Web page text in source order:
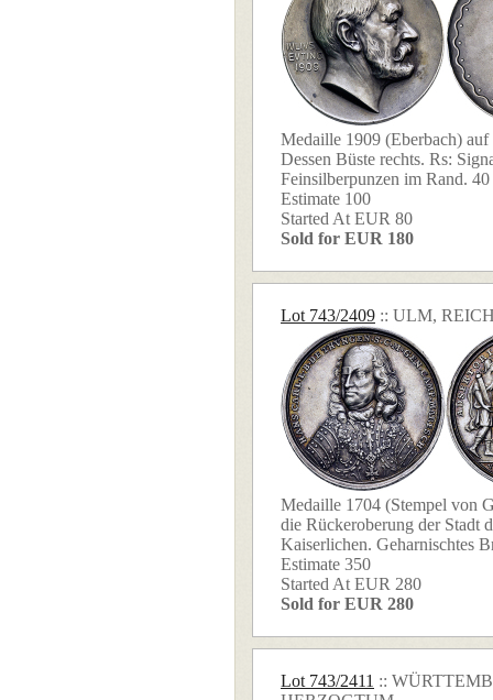
Medaille 1909 (Eberbach)
Dessen Büste rechts. Rs:
Feinsilberpunzen im Rand. 40
Estimate 100
Started At EUR 80
Sold for EUR 180
Lot 743/2409 :: ULM,
Medaille 1704 (Stempel von
die Rückeroberung der Stadt
Kaiserlichen. Geharnischtes
Estimate 350
Started At EUR 280
Sold for EUR 280
Lot 743/2411 ::